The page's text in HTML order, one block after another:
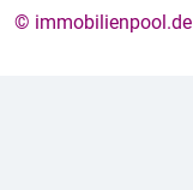
© immobilienpool.de